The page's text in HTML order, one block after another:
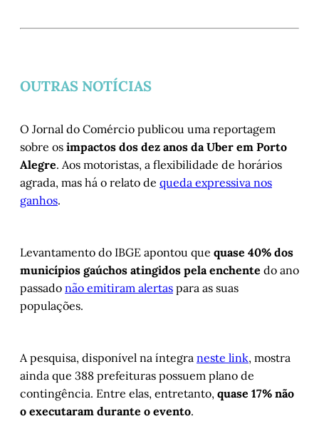
OUTRAS NOTÍCIAS
O Jornal do Comércio publicou uma reportagem
sobre os impactos dos dez anos da Uber em Porto
Alegre. Aos motoristas, a flexibilidade de horários
agrada, mas há o relato de queda expressiva nos
ganhos.
Levantamento do IBGE apontou que quase 40% dos
municípios gaúchos atingidos pela enchente do ano
passado não emitiram alertas para as suas
populações.
A pesquisa, disponível na íntegra neste link, mostra
ainda que 388 prefeituras possuem plano de
contingência. Entre elas, entretanto, quase 17% não
o executaram durante o evento.